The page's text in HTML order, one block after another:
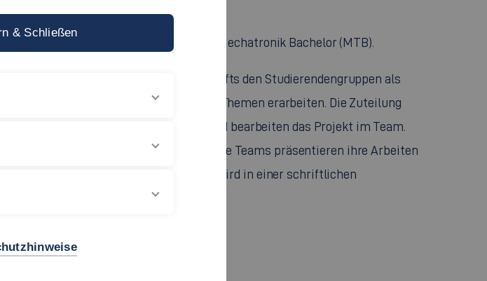
im 6. Semester des Mechatronik Bachelor (MTB).
definiert und in Form eines Lastenhefts den Studierendengruppen als
zusammen, mit denen wir aktuelle Themen erarbeiten. Die Zuteilung
Pflichtenheft und Zeitplan und bearbeiten das Projekt im Team.
für die Erweiterung des Know How. Die Teams präsentieren ihre Arbeiten
dar. Das gesamte Projekt wird in einer schriftlichen
& Schließen